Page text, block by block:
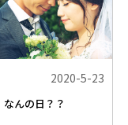
2020-5-23
んの日？？